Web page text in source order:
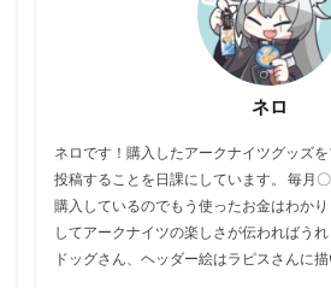
ネロ
ネロです！購入したアークナイツグッズ
投稿することを日課にしています。 毎月
購入しているのでもう使ったお金はわか
してアークナイツの楽しさが伝わればう
ドッグさん、ヘッダー絵はラピスさんに